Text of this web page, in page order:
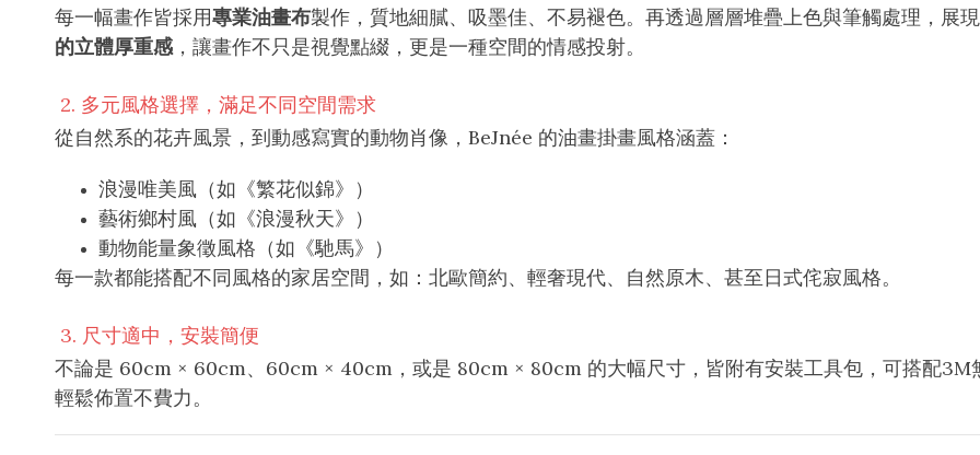
每一幅畫作皆採用專業油畫布製作，質地細膩、吸墨佳、不易褪色。再透過層層堆疊上色與筆觸處理，展
的立體厚重感，讓畫作不只是視覺點綴，更是一種空間的情感投射。
2. 多元風格選擇，滿足不同空間需求
從自然系的花卉風景，到動感寫實的動物肖像，BeJnée 的油畫掛畫風格涵蓋：
浪漫唯美風（如《繁花似錦》）
藝術鄉村風（如《浪漫秋天》）
動物能量象徵風格（如《馳馬》）
每一款都能搭配不同風格的家居空間，如：北歐簡約、輕奢現代、自然原木、甚至日式侘寂風格。
3. 尺寸適中，安裝簡便
不論是 60cm × 60cm、60cm × 40cm，或是 80cm × 80cm 的大幅尺寸，皆附有安裝工具包，可搭配3M
輕鬆佈置不費力。